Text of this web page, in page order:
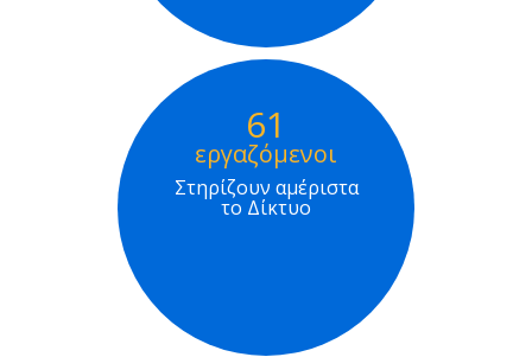
61
εργαζόμενοι
Στηρίζουν αμέριστα
το Δίκτυο